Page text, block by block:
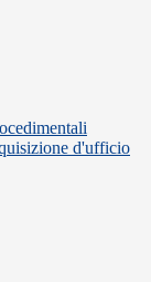
d'ufficio